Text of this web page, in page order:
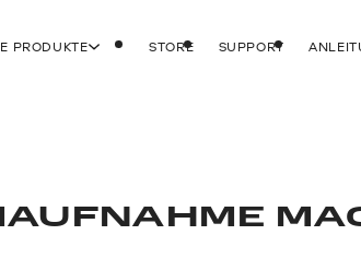
PRODUKTE STORE SUPPORT